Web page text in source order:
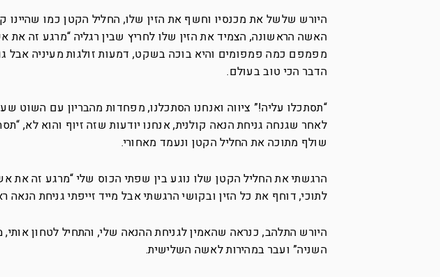
היורש שלשל את מכנסיו וחשף את הזין שלו, החליל הקטן כמו שהיינו
האשה הראשונה, הצמיד את הזין שלו לחריץ שבין רגליה “מרגע זה את
מפמפם כמה פמפומים והיא בוכה בשקט, דמעות זולגות מעיניה אבל
הדבר הכי טוב בעולם.
“תסתכלו עליה!” ציווה ואנחנו הסתכלנו, מפחדות מהבריון עם השוט
לאחר שגנחה גניחת הנאה קולנית, אנחנו יודעות שזה זיוף והוא לא,
שולף מתוכה את החליל הקטן ונעמד מאחורי.
הרגשתי את החליל הקטן שלו נוגע בין שפתי הכוס שלי “מרגע זה את
לתוכי, דוחף את כל הזין ובקושי הרגשתי אבל מייד זייפתי גניחת הנאה
היורש התלהב, כנראה שהאמין לגניחת ההנאה שלי, והתחיל לטחון
השניה” ועבר במהירות לאשה השלישית.